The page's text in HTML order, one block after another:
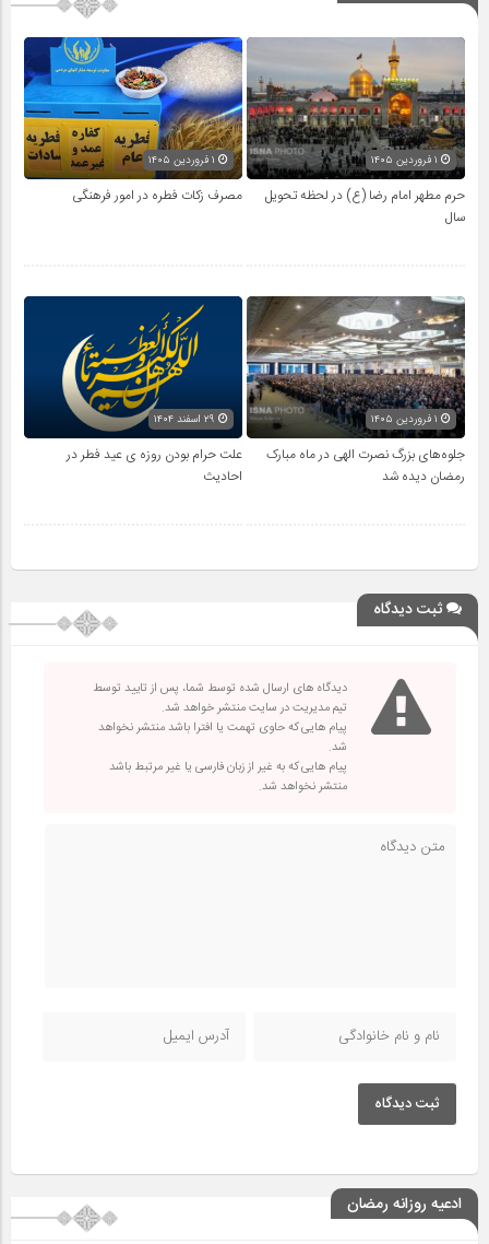
حرم مطهر امام رضا (ع) در لحظه تحویل
سال
مصرف زکات فطره در امور فرهنگی
جلوه‌های بزرگ نصرت الهی در ماه مبارک
رمضان دیده شد
علت حرام بودن روزه ی عید فطر در
احادیث
ثبت دیدگاه
دیدگاه های ارسال شده توسط شما، پس از تایید توسط
تیم مدیریت در سایت منتشر خواهد شد.
پیام هایی که حاوی تهمت یا افترا باشد منتشر نخواهد
شد.
پیام هایی که به غیر از زبان فارسی یا غیر مرتبط باشد
منتشر نخواهد شد.
ثبت دیدگاه
ادعیه روزانه رمضان